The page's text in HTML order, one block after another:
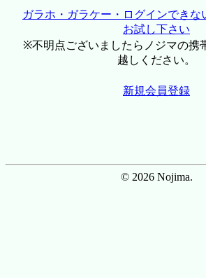
ガラホ・ガラケー・ログインできな
お試し下さい
※不明点ございましたらノジマの携
越しください。
新規会員登録
© 2026 Nojima.